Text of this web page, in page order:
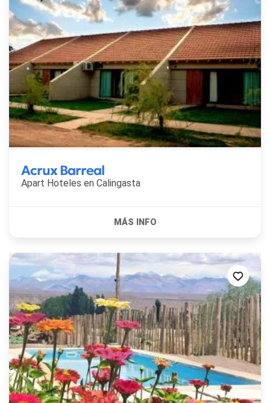
Acrux Barreal
Apart Hoteles en Calingasta